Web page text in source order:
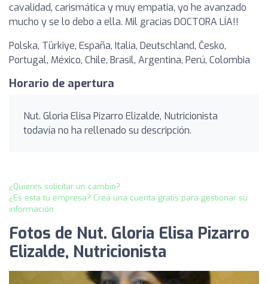
cavalidad, carismática y muy empatia, yo he avanzado
mucho y se lo debo a ella. Mil gracias DOCTORA LÍA!!
Polska, Türkiye, España, Italia, Deutschland, Česko,
Portugal, México, Chile, Brasil, Argentina, Perú, Colombia
Horario de apertura
Nut. Gloria Elisa Pizarro Elizalde, Nutricionista
todavía no ha rellenado su descripción.
¿Quieres solicitar un cambio?
¿Es esta tu empresa? Crea una cuenta gratis para gestionar su
información
Fotos de Nut. Gloria Elisa Pizarro
Elizalde, Nutricionista